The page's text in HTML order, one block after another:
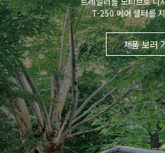
제품 보러
T-250 에어 쉘터를
제품 보러
제품 보러
제품 보러
제품 보러
제품 보러
제품 보러
자세히 보